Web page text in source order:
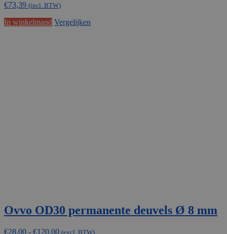
€73,39 (incl. BTW)
In winkelmand Vergelijken
Ovvo OD30 permanente deuvels Ø 8 mm
€28,00 - €120,00Prijsklasse:
(excl. BTW)